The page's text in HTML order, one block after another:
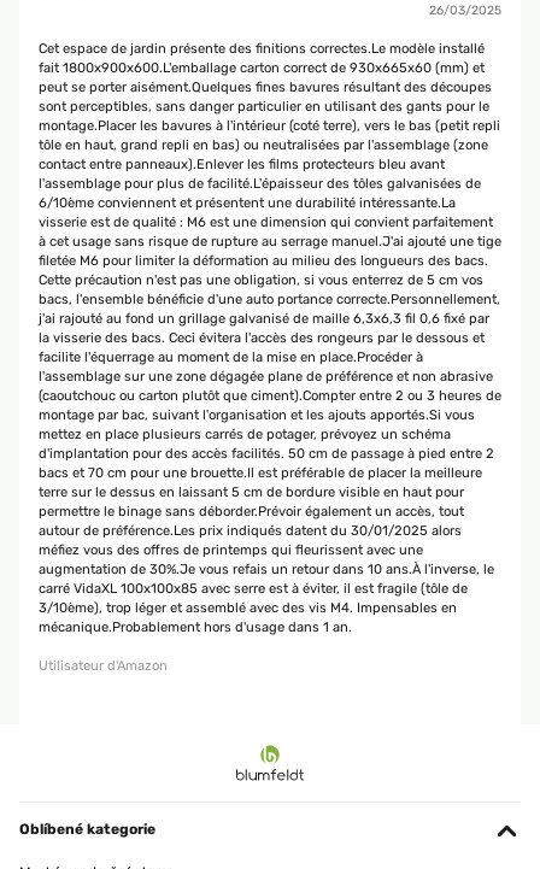
26/03/2025
Cet espace de jardin présente des finitions correctes.Le modèle installé
fait 1800x900x600.L'emballage carton correct de 930x665x60 (mm) et
peut se porter aisément.Quelques fines bavures résultant des découpes
sont perceptibles, sans danger particulier en utilisant des gants pour le
montage.Placer les bavures à l'intérieur (coté terre), vers le bas (petit repli
tôle en haut, grand repli en bas) ou neutralisées par l'assemblage (zone
contact entre panneaux).Enlever les films protecteurs bleu avant
l'assemblage pour plus de facilité.L'épaisseur des tôles galvanisées de
6/10ème conviennent et présentent une durabilité intéressante.La
visserie est de qualité : M6 est une dimension qui convient parfaitement
à cet usage sans risque de rupture au serrage manuel.J'ai ajouté une tige
filetée M6 pour limiter la déformation au milieu des longueurs des bacs.
Cette précaution n'est pas une obligation, si vous enterrez de 5 cm vos
bacs, l'ensemble bénéficie d'une auto portance correcte.Personnellement,
j'ai rajouté au fond un grillage galvanisé de maille 6,3x6,3 fil 0,6 fixé par
la visserie des bacs. Ceci évitera l'accès des rongeurs par le dessous et
facilite l'équerrage au moment de la mise en place.Procéder à
l'assemblage sur une zone dégagée plane de préférence et non abrasive
(caoutchouc ou carton plutôt que ciment).Compter entre 2 ou 3 heures de
montage par bac, suivant l'organisation et les ajouts apportés.Si vous
mettez en place plusieurs carrés de potager, prévoyez un schéma
d'implantation pour des accès facilités. 50 cm de passage à pied entre 2
bacs et 70 cm pour une brouette.Il est préférable de placer la meilleure
terre sur le dessus en laissant 5 cm de bordure visible en haut pour
permettre le binage sans déborder.Prévoir également un accès, tout
autour de préférence.Les prix indiqués datent du 30/01/2025 alors
méfiez vous des offres de printemps qui fleurissent avec une
augmentation de 30%.Je vous refais un retour dans 10 ans.À l'inverse, le
carré VidaXL 100x100x85 avec serre est à éviter, il est fragile (tôle de
3/10ème), trop léger et assemblé avec des vis M4. Impensables en
mécanique.Probablement hors d'usage dans 1 an.
Utilisateur d'Amazon
Oblíbené kategorie